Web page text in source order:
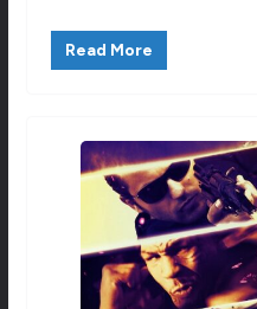
Read More